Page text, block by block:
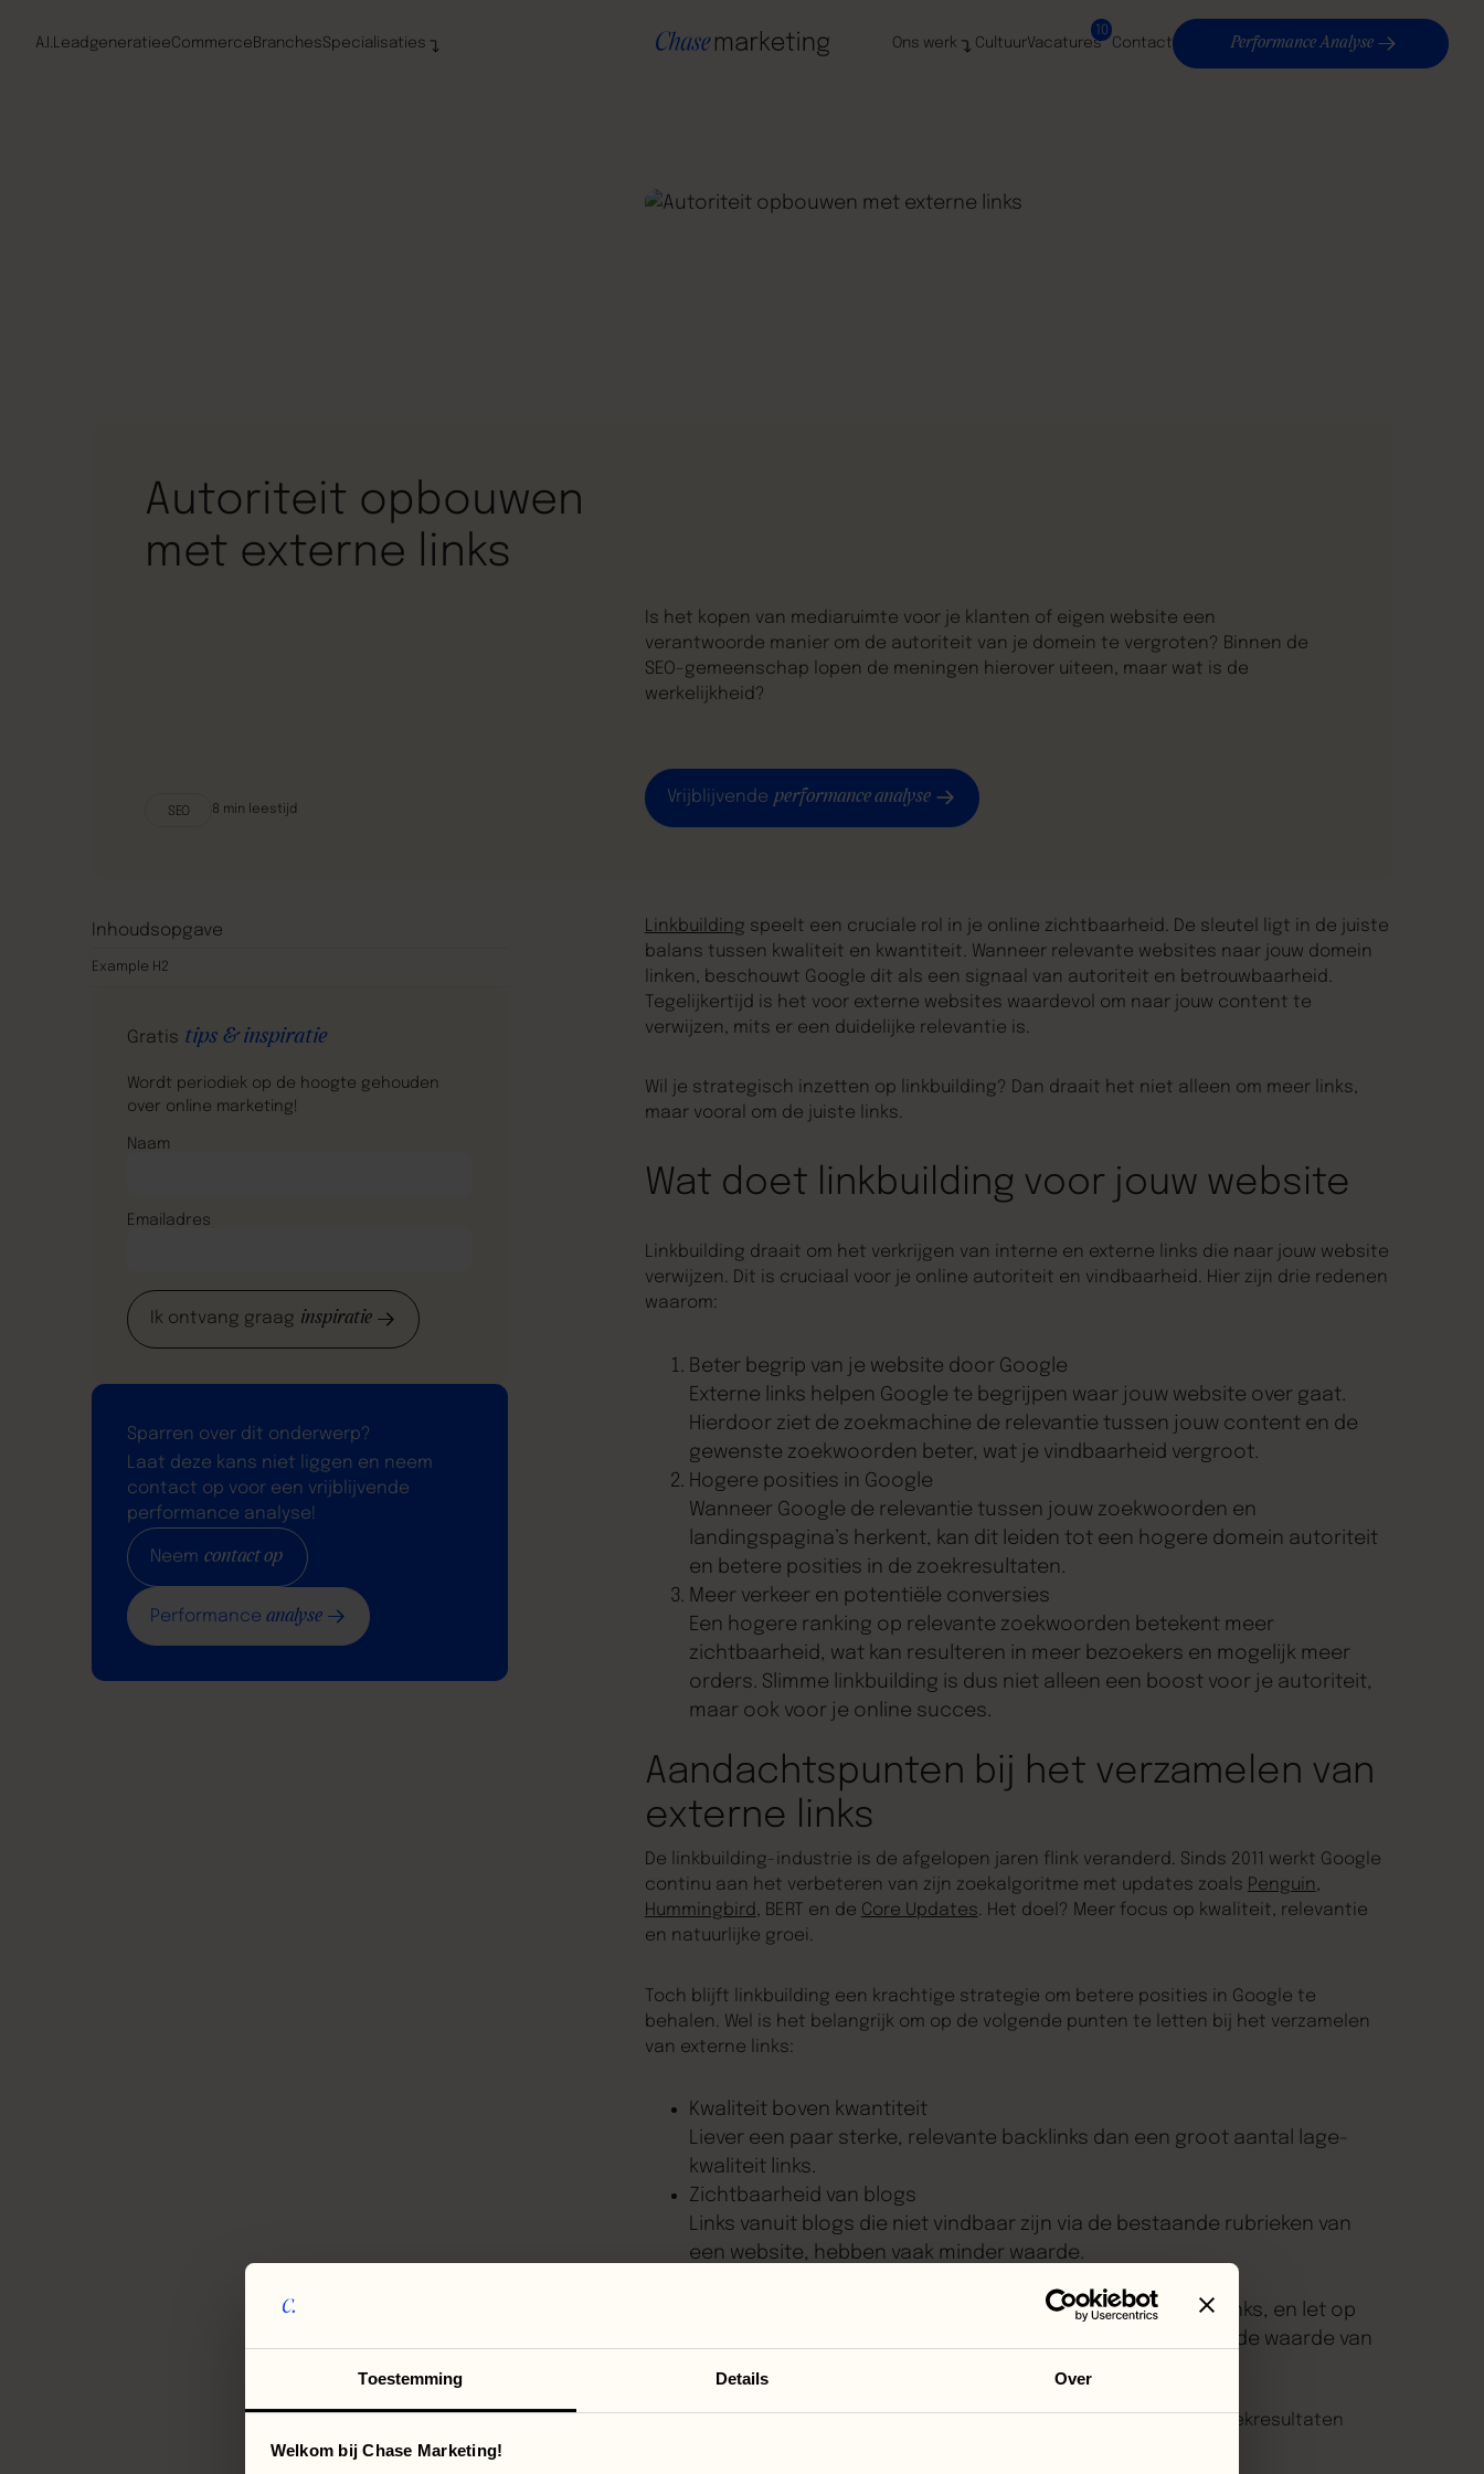
Toestemming Details Over
Welkom bij Chase Marketing!
A.I. LeadgeneratieeCommerce BranchesSpecialisaties Ons werk CultuurVacatures
10
Contact Performance Analyse
Autoriteit opbouwen
met externe links
Is het kopen van mediaruimte voor je klanten of eigen website een
verantwoorde manier om de autoriteit van je domein te vergroten? Binnen de
SEO-gemeenschap lopen de meningen hierover uiteen, maar wat is de
werkelijkheid?
Vrijblijvende performance analyse
SEO 8 min leestijd
Inhoudsopgave
Example H2
Gratis tips & inspiratie
Wordt periodiek op de hoogte gehouden
over online marketing!
Naam
Emailadres
Ik ontvang graag inspiratie
Sparren over dit onderwerp?
Laat deze kans niet liggen en neem
contact op voor een vrijblijvende
performance analyse!
Neem contact op
Performance analyse
Linkbuilding speelt een cruciale rol in je online zichtbaarheid. De sleutel ligt in de juiste
balans tussen kwaliteit en kwantiteit. Wanneer relevante websites naar jouw domein
linken, beschouwt Google dit als een signaal van autoriteit en betrouwbaarheid.
Tegelijkertijd is het voor externe websites waardevol om naar jouw content te
verwijzen, mits er een duidelijke relevantie is.
Wil je strategisch inzetten op linkbuilding? Dan draait het niet alleen om meer links,
maar vooral om de juiste links.
Wat doet linkbuilding voor jouw website
Linkbuilding draait om het verkrijgen van interne en externe links die naar jouw website
verwijzen. Dit is cruciaal voor je online autoriteit en vindbaarheid. Hier zijn drie redenen
waarom:
Beter begrip van je website door Google
Externe links helpen Google te begrijpen waar jouw website over gaat.
Hierdoor ziet de zoekmachine de relevantie tussen jouw content en de
gewenste zoekwoorden beter, wat je vindbaarheid vergroot.
Hogere posities in Google
Wanneer Google de relevantie tussen jouw zoekwoorden en
landingspagina’s herkent, kan dit leiden tot een hogere domein autoriteit
en betere posities in de zoekresultaten.
Meer verkeer en potentiële conversies
Een hogere ranking op relevante zoekwoorden betekent meer
zichtbaarheid, wat kan resulteren in meer bezoekers en mogelijk meer
orders. Slimme linkbuilding is dus niet alleen een boost voor je autoriteit,
maar ook voor je online succes.
Aandachtspunten bij het verzamelen van
externe links
De linkbuilding-industrie is de afgelopen jaren flink veranderd. Sinds 2011 werkt Google
continu aan het verbeteren van zijn zoekalgoritme met updates zoals Penguin,
Hummingbird, BERT en de Core Updates. Het doel? Meer focus op kwaliteit, relevantie
en natuurlijke groei.
Toch blijft linkbuilding een krachtige strategie om betere posities in Google te
behalen. Wel is het belangrijk om op de volgende punten te letten bij het verzamelen
van externe links:
Kwaliteit boven kwantiteit
Liever een paar sterke, relevante backlinks dan een groot aantal lage-
kwaliteit links.
Zichtbaarheid van blogs
Links vanuit blogs die niet vindbaar zijn via de bestaande rubrieken van
een website, hebben vaak minder waarde.
Zorg voor een natuurlijke mix van do-follow en no-follow links, en let op
tags zoals no-index en sponsored, die invloed hebben op de waarde van
de link.
Door strategisch met linkbuilding om te gaan, blijf je groeien in de zoekresultaten